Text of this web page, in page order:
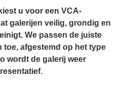
u voor een VCA-
galerijen veilig, grondig en
We passen de juiste
toe, afgestemd op het type
wordt de galerij weer